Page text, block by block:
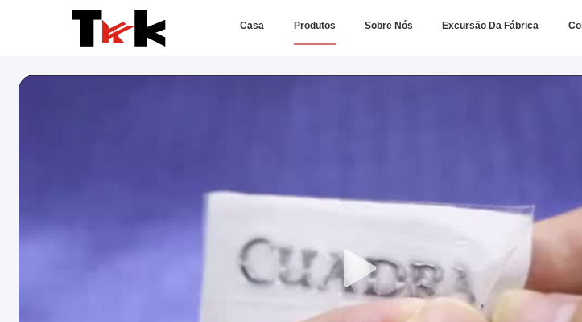
Casa Produtos Sobre Nós Excursão Da Fábrica